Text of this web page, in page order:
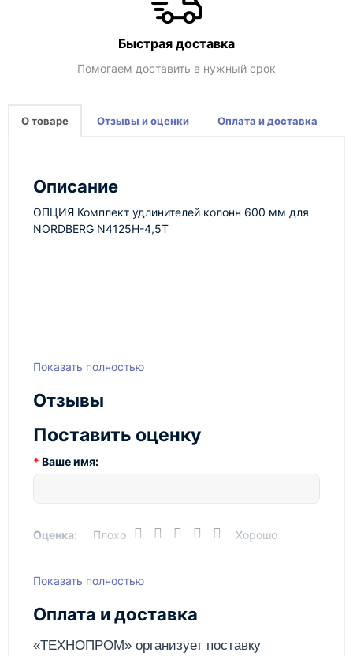
Быстрая доставка
Помогаем доставить в нужный срок
О товаре Отзывы и оценки Оплата и доставка
Описание
ОПЦИЯ Комплект удлинителей колонн 600 мм для
NORDBERG N4125H-4,5T
Показать полностью
Отзывы
Поставить оценку
Ваше имя:
Оценка: Плохо Хорошо
Написать отзыв
Показать полностью
Оплата и доставка
«ТЕХНОПРОМ» организует поставку